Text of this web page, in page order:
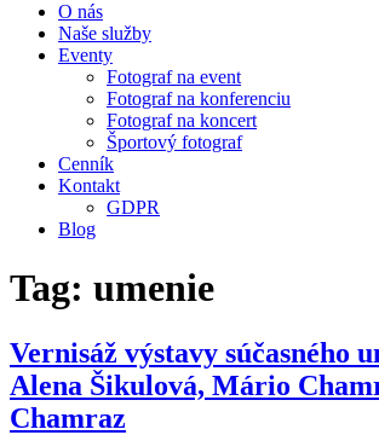
O nás
Naše služby
Eventy
Fotograf na event
Fotograf na konferenciu
Fotograf na koncert
Športový fotograf
Cenník
Kontakt
GDPR
Blog
Tag: umenie
Vernisáž výstavy súčasného
Alena Šikulová, Mário
Chamraz